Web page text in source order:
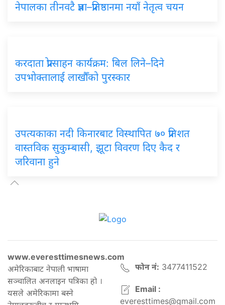
नेपालका तीनवटै प्रज्ञा–प्रतिष्ठानमा नयाँ नेतृत्व चयन
करदाता प्रोत्साहन कार्यक्रम: बिल लिने–दिने
उपभोक्तालाई लाखौँको पुरस्कार
उपत्यकाका नदी किनारबाट विस्थापित ७० प्रतिशत
वास्तविक सुकुम्बासी, झूटा विवरण दिए कैद र
जरिवाना हुने
www.everesttimesnews.com
अमेरिकाबाट नेपाली भाषामा
सञ्चालित अनलाइन पत्रिका हो ।
यसले अमेरिकामा बस्ने
फोन नं: 3477411522
Email :
everesttimes@gmail.com